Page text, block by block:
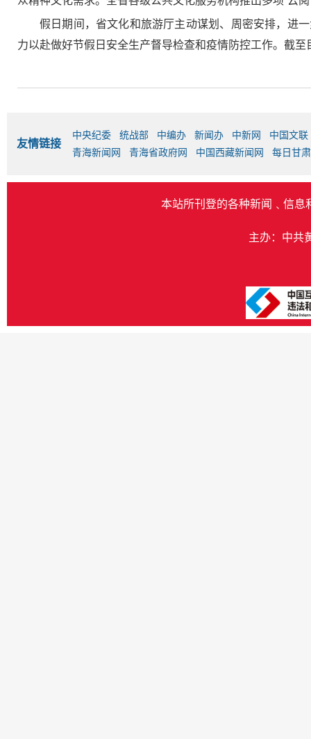
假日期间，省文化和旅游厅主动谋划、周密安排，进
力以赴做好节假日安全生产督导检查和疫情防控工作。截
友情链接
中央纪委 统战部 中编办 新闻办 中新网
中国文联
青海新闻网
青海省政府网 中国西藏新闻网 每日甘
本站所刊登的各种新闻﹑信息
主办：中共